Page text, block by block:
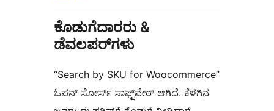
ಕೊಡುಗೆದಾರರು &
ಡೆವಲಪರ್‌ಗಳು
“Search by SKU for Woocommerce”
ಓಪನ್ ಸೋರ್ಸ್ ಸಾಫ್ಟ್‌ವೇರ್ ಆಗಿದೆ. ಕೆಳಗಿನ